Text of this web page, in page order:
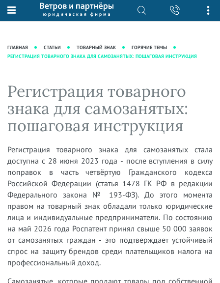
О нас
Рекомендации
Преимущества юридической
фирмы
Кейсы
Вакансии
Юридические услуги
Интеллектуальная собственность
Налоговая практика
Сопровождение бизнеса
Ведение уголовных дел
Ведение дел о банкротстве
База знаний
Журнал "Секреты арбитражной
практики"
Новости
Аудиоподкасты
Видеоподкасты
Справочная
Вопросы-ответы
Вебинары и семинары
Прямые эфиры
ГЛАВНАЯ СТАТЬИ ТОВАРНЫЙ ЗНАК
ГОРЯЧИЕ ТЕМЫ
РЕГИСТРАЦИЯ ТОВАРНОГО ЗНАКА ДЛЯ САМОЗАНЯТЫХ: ПОШАГОВАЯ ИНСТРУКЦИЯ
Регистрация товарного
знака для самозанятых:
пошаговая инструкция
Регистрация товарного знака для самозанятых стала
доступна с 28 июня 2023 года - после вступления в силу
поправок в часть четвёртую Гражданского кодекса
Российской Федерации (статья 1478 ГК РФ в редакции
Федерального закона № 193-ФЗ). До этого момента
правом на товарный знак обладали только юридические
лица и индивидуальные предприниматели. По состоянию
на май 2026 года Роспатент принял свыше 50 000 заявок
от самозанятых граждан - это подтверждает устойчивый
спрос на защиту брендов среди плательщиков налога на
профессиональный доход.
Самозанятые, которые продают товары под собственной